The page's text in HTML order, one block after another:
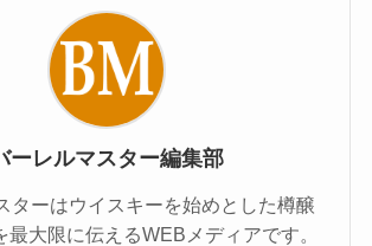
ーレルマスター編集部
ターはウイスキーを始めとした樽醸
最大限に伝えるWEBメディアです。